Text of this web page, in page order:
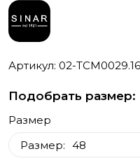
Артикул: 02-
Подобрать размер:
Размер
Размер: 48